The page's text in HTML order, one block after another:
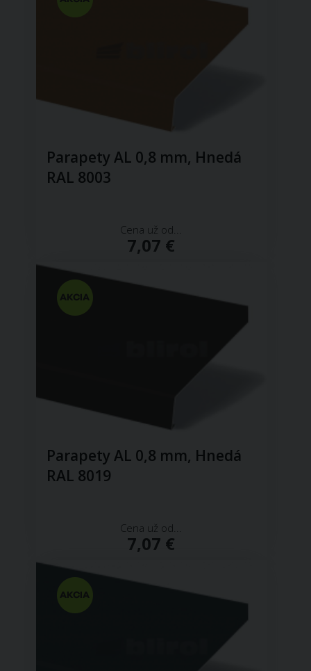
Parapety AL 0,8 mm, Hnedá
RAL 8003
Cena už od...
7,07 €
Parapety AL 0,8 mm, Hnedá
RAL 8019
Cena už od...
7,07 €